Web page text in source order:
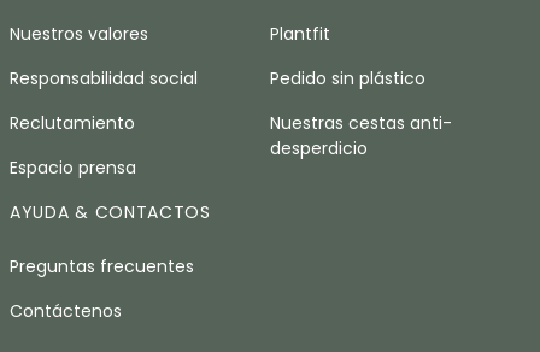
Nuestros valores
Responsabilidad social
Reclutamiento
Espacio prensa
Plantfit
Pedido sin plástico
Nuestras cestas anti-
desperdicio
AYUDA & CONTACTOS
Preguntas frecuentes
Contáctenos